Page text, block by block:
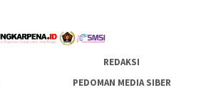
REDAKSI
PEDOMAN MEDIA SIBER